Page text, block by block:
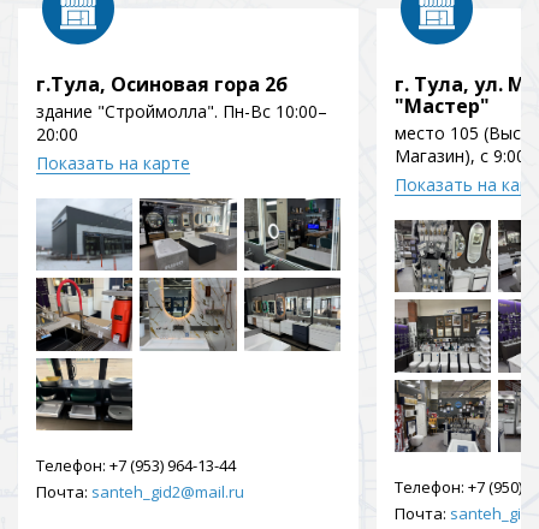
г.Тула, Осиновая гора 2б
здание "Строймолла". Пн-Вс 10:00–
20:00
Показать на карте
Телефон: +7 (953) 964-13-44
Почта: santeh_gid2@mail.ru
г. Тула, ул.
"Мастер"
место 105
Магазин), с 9:00
Показать на
Телефон: +7 (950)
Почта: